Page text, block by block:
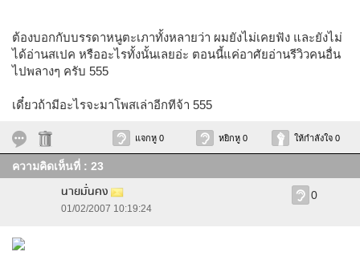
ต้องบอกกับบรรดาหนูตะเภาทั้งหลายว่า ผมยังไม่เคยฟัง และยังไม่
ได้อ่านสเปค หรืออะไรทั้งนั้นเลยอ่ะ ตอนนี้แค่อาศัยอ่านรีวิวคนอื่น
ไปพลางๆ ครับ 555
เดี๋ยวถ้ามีอะไรจะมาโพสเล่าอีกทีจ้า 555
แจกหู 0 หยิกหู 0 ให้กำลังใจ 0
ความคิดเห็นที่ : 23
นายมั่นคง
01/02/2007 10:19:24
0